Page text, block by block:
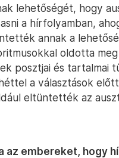
lehetőségét, hogy
a hírfolyamban,
annak a
oldotta
posztjai és tartalmai
a választások
eltüntették az
az embereket, hogy